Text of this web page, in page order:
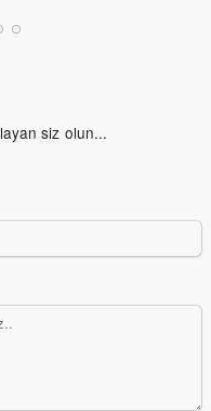
siz olun...